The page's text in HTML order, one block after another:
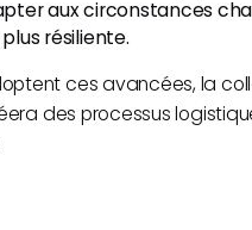
aux circonstances
résiliente.
ces avancées, la
des processus